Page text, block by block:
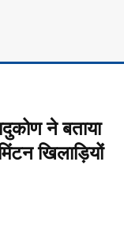
ने बताया
खिलाड़ियों